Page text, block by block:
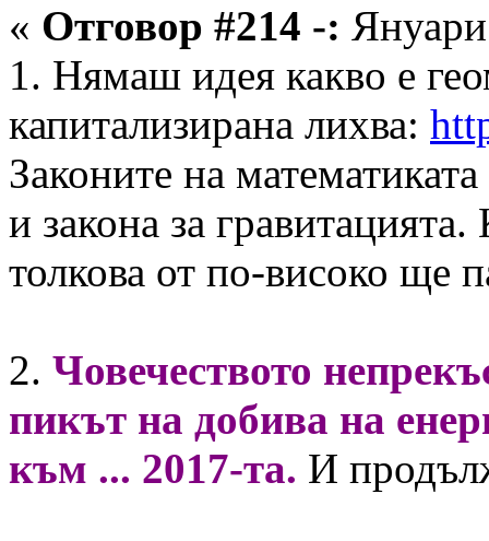
« Отговор #214 -:
1. Нямаш идея какво е
капитализирана лихва:
Законите на
и закона за
толкова от по-високо ще
2. Човечеството
пикът на добива на
към ... 2017-та. И